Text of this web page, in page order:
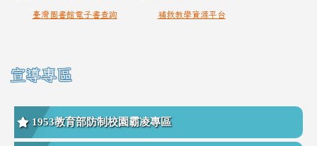
臺灣圖書館電子書查詢 補救教學資源平台
宣導專區
1953教育部防制校園霸凌專區